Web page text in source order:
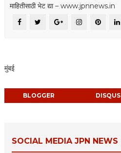
माहितीसाठी भेट द्या – www.jpnnews.in
मुंबई
BLOGGER DISQUS
SOCIAL MEDIA JPN NEWS